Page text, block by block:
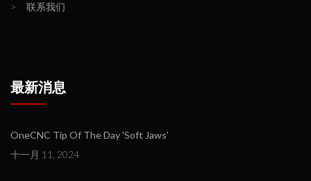
> 联系我们
最新消息
OneCNC Tip Of The Day 'Soft Jaws'
十一月 11, 2024